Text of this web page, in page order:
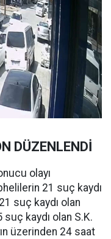
DÜZENLENDİ
olayı
21 suç kaydı
suç kaydı olan
suç kaydı olan S.K.
üzerinden 24 saat